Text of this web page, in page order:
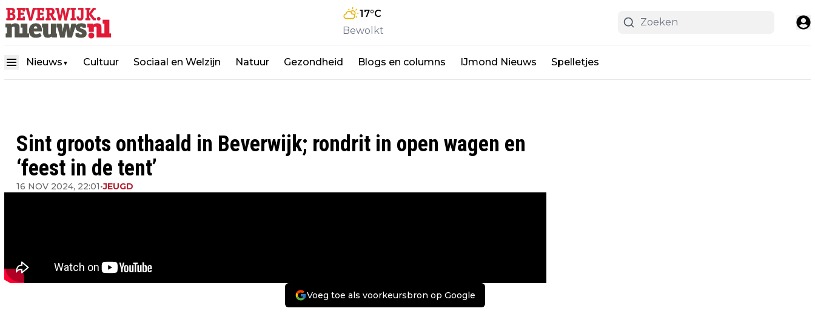
17°C
Bewolkt
Nieuws ▼ Cultuur Sociaal en Welzijn Natuur Gezondheid Blogs en columns IJmond Nieuws Spelletjes
Sint groots onthaald in Beverwijk; rondrit in open wagen en
‘feest in de tent’
16 NOV 2024, 22:01•JEUGD
Voeg toe als voorkeursbron op Google